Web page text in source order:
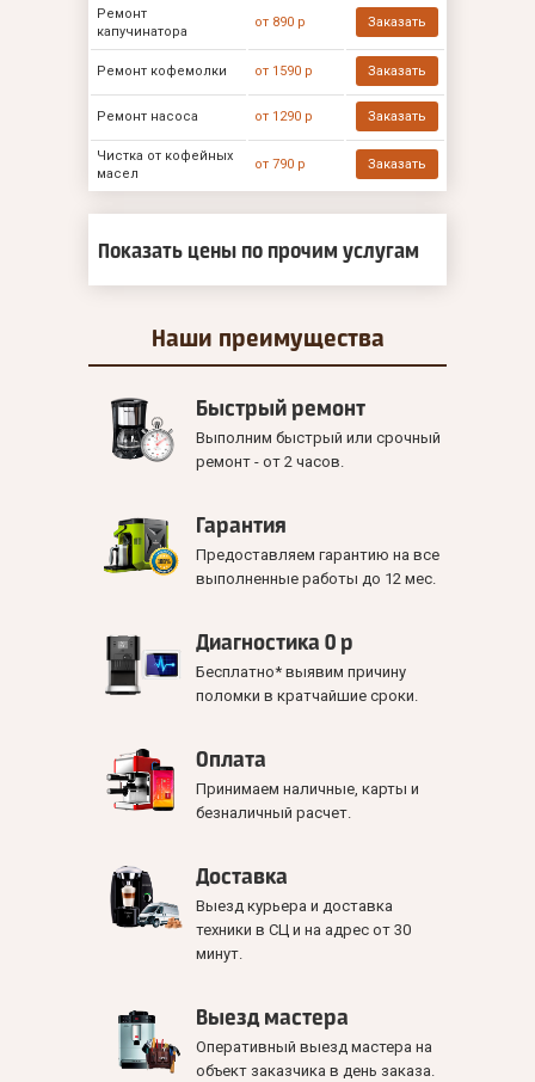
Ремонт
капучинатора
от 890 р Заказать
Ремонт кофемолки от 1590 р Заказать
Ремонт насоса от 1290 р Заказать
Чистка от кофейных
масел
от 790 р Заказать
Показать цены по прочим услугам
Наши преимущества
Быстрый ремонт
Выполним быстрый или срочный
ремонт - от 2 часов.
Гарантия
Предоставляем гарантию на все
выполненные работы до 12 мес.
Диагностика 0 р
Бесплатно* выявим причину
поломки в кратчайшие сроки.
Оплата
Принимаем наличные, карты и
безналичный расчет.
Доставка
Выезд курьера и доставка
техники в СЦ и на адрес от 30
минут.
Выезд мастера
Оперативный выезд мастера на
объект заказчика в день заказа.